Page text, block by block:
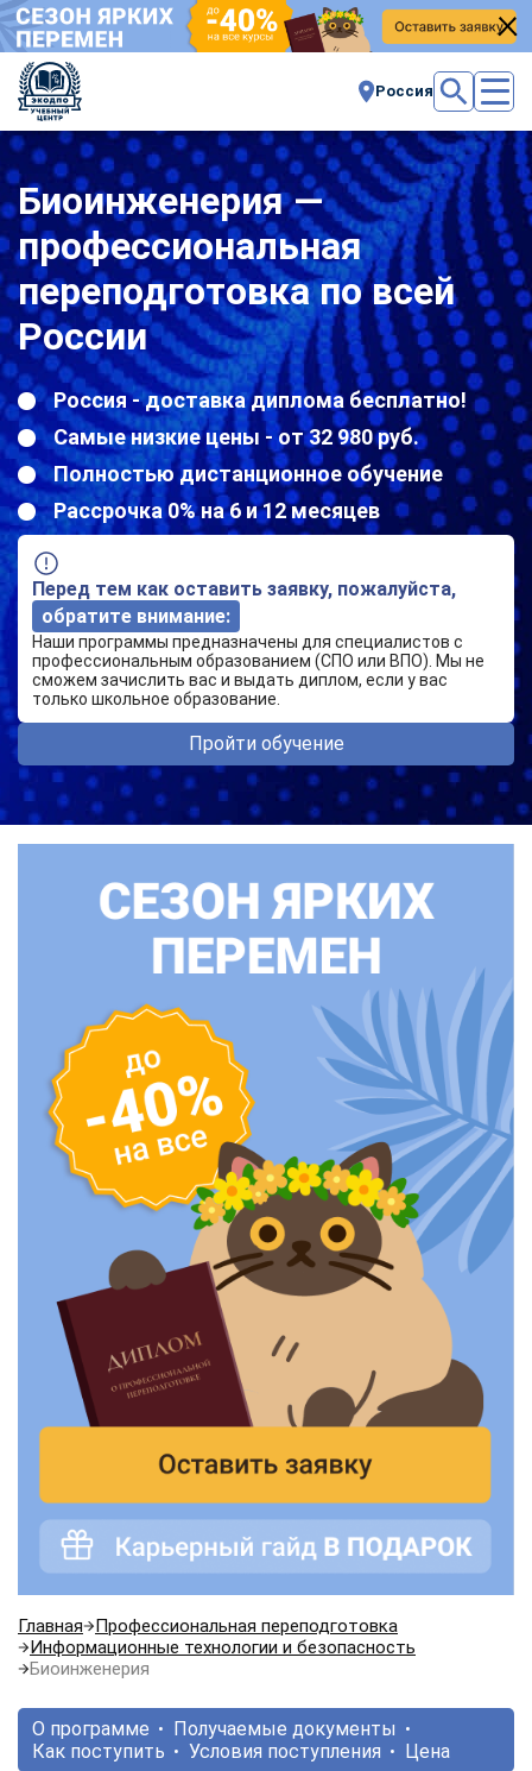
Россия
Биоинженерия —
профессиональная
переподготовка по всей
России
Россия - доставка диплома бесплатно!
Самые низкие цены - от 32 980 руб.
Полностью дистанционное обучение
Рассрочка 0% на 6 и 12 месяцев
Перед тем как оставить заявку, пожалуйста,
обратите внимание:
Наши программы предназначены для специалистов с
профессиональным образованием (СПО или ВПО). Мы не
сможем зачислить вас и выдать диплом, если у вас
только школьное образование.
Пройти обучение
Главная
Профессиональная переподготовка
Информационные технологии и безопасность
Биоинженерия
О программе
Получаемые документы
Как поступить
Условия поступления Цена